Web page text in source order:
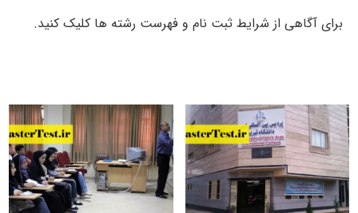
برای آگاهی از شرایط ثبت نام و فهرست رشته ها کلیک کنید.